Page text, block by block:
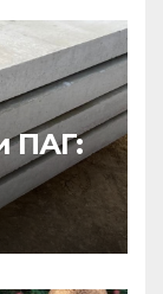
ПАГ: